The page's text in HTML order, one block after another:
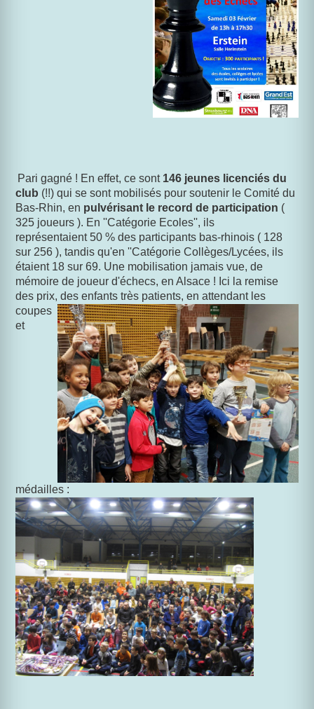
Pari gagné ! En effet, ce sont 146 jeunes licenciés du
club (!!) qui se sont mobilisés pour soutenir le Comité du
Bas-Rhin, en pulvérisant le record de participation (
325 joueurs ). En ''Catégorie Ecoles'', ils
représentaient 50 % des participants bas-rhinois ( 128
sur 256 ), tandis qu'en ''Catégorie Collèges/Lycées, ils
étaient 18 sur 69. Une mobilisation jamais vue, de
mémoire de joueur d'échecs, en Alsace ! Ici la remise
des prix, des enfants très patients, en attendant les
coupes
et
médailles :